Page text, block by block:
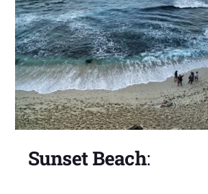
Sunset Beach: